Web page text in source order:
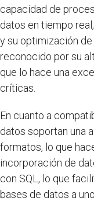
capacidad de
datos en tiempo
y su optimización
reconocido por su
que lo hace una
críticas.
En cuanto a
datos soportan una
formatos, lo que
incorporación de
con SQL, lo que
bases de datos a